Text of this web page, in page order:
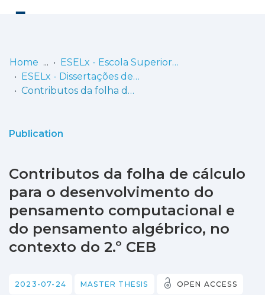
Communities
Statistics
Home
ESELx - Escola Superior de Educação de Lisboa
ESELx - Dissertações de Mestrado
Contributos da folha de cálculo para o desenvolvimento do pensamento computacional e do pensamento algébrico, no contexto do 2.º CEB
Publication
Contributos da folha de cálculo
para o desenvolvimento do
pensamento computacional e
do pensamento algébrico, no
contexto do 2.º CEB
2023-07-24 MASTER THESIS OPEN ACCESS